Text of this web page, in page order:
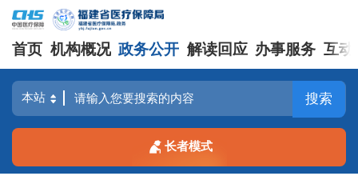
首页 机构概况 政务公开 解读回应 办事服务 互动
搜索
长者模式